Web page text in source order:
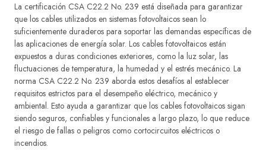
La certificación CSA C22.2 No. 239 está diseñada para garantizar
que los cables utilizados en sistemas fotovoltaicos sean lo
suficientemente duraderos para soportar las demandas específicas de
las aplicaciones de energía solar. Los cables fotovoltaicos están
expuestos a duras condiciones exteriores, como la luz solar, las
fluctuaciones de temperatura, la humedad y el estrés mecánico. La
norma CSA C22.2 No. 239 aborda estos desafíos al establecer
requisitos estrictos para el desempeño eléctrico, mecánico y
ambiental. Esto ayuda a garantizar que los cables fotovoltaicos sigan
siendo seguros, confiables y funcionales a largo plazo, lo que reduce
el riesgo de fallas o peligros como cortocircuitos eléctricos o
incendios.